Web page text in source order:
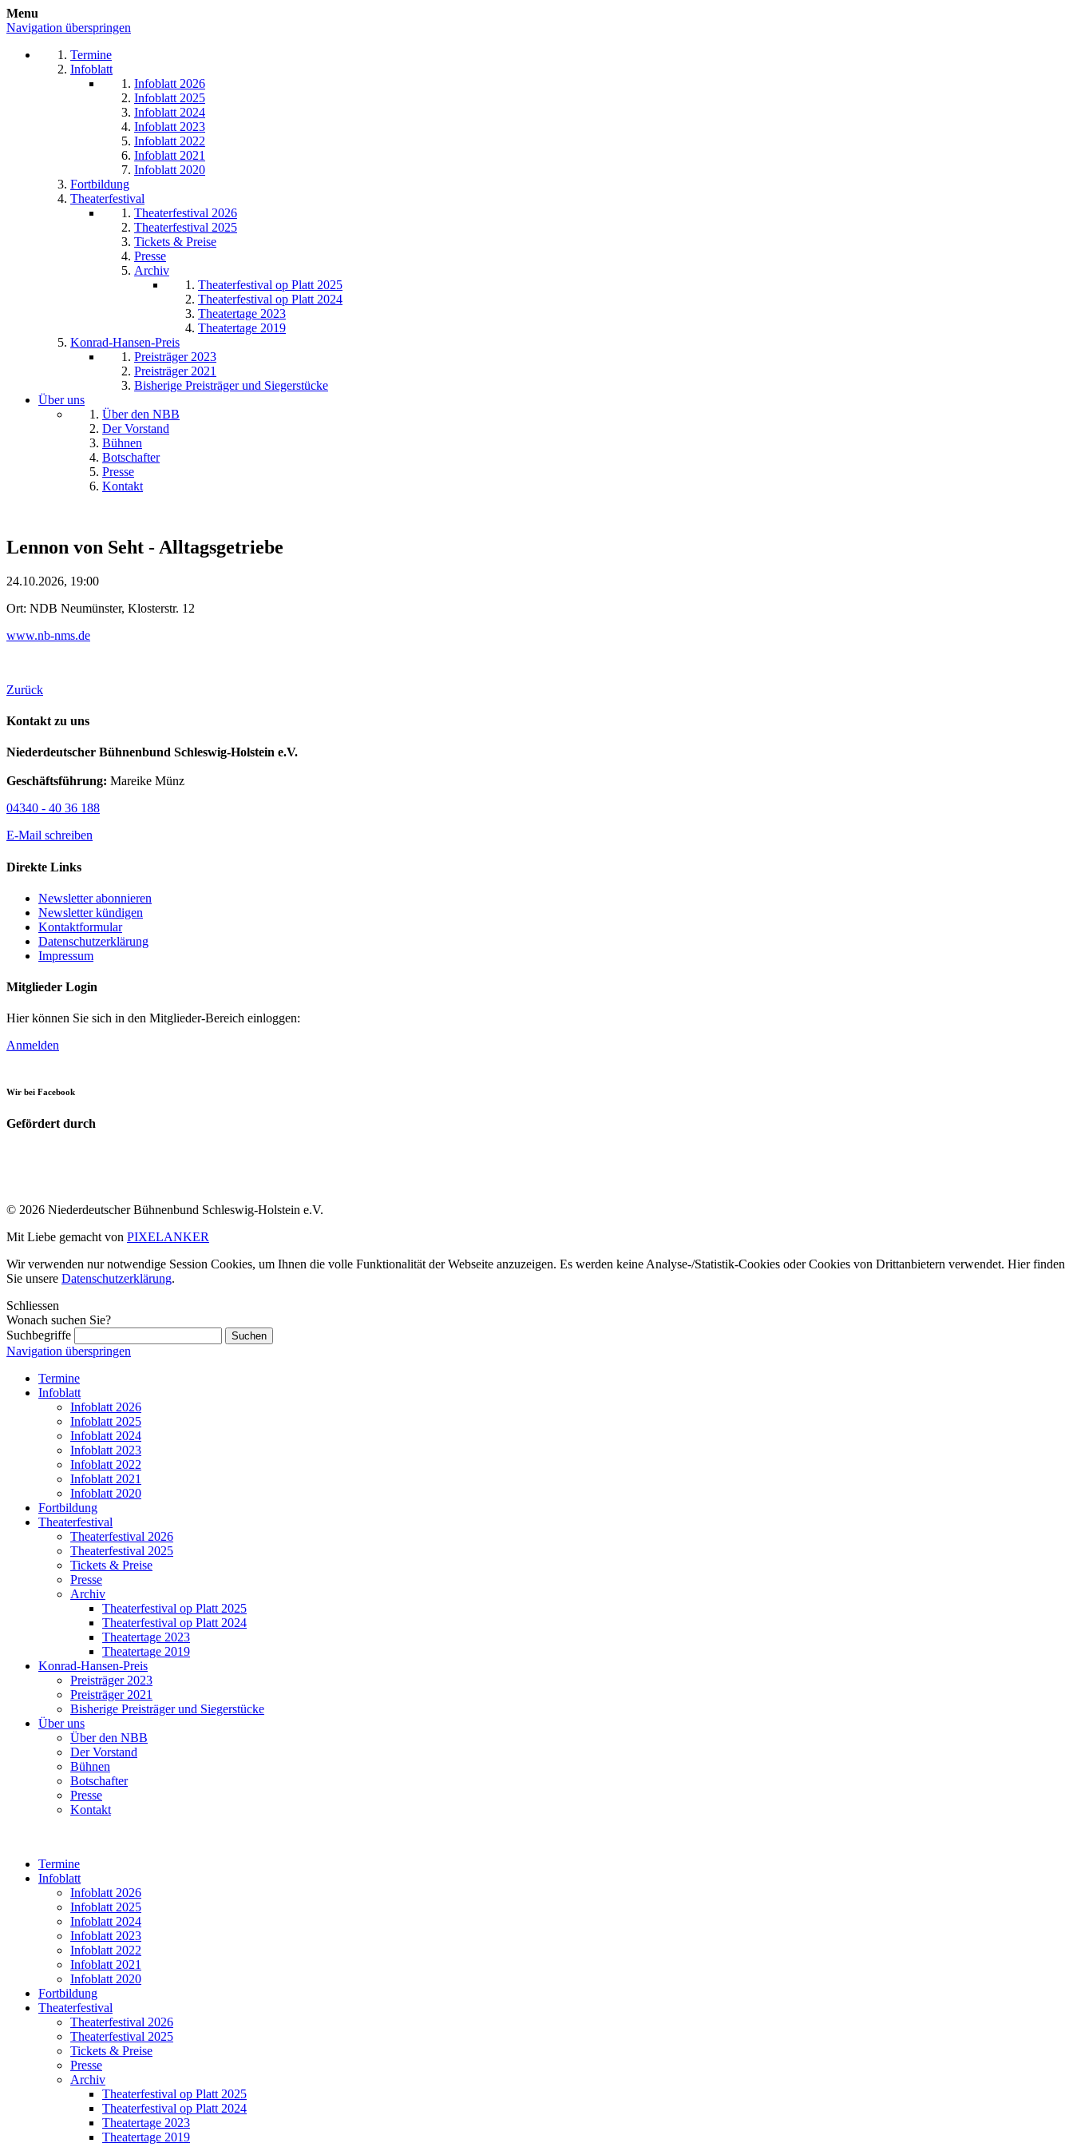
Menu
Navigation überspringen
Termine
Infoblatt
Infoblatt 2026
Infoblatt 2025
Infoblatt 2024
Infoblatt 2023
Infoblatt 2022
Infoblatt 2021
Infoblatt 2020
Fortbildung
Theaterfestival
Theaterfestival 2026
Theaterfestival 2025
Tickets & Preise
Presse
Archiv
Theaterfestival op Platt 2025
Theaterfestival op Platt 2024
Theatertage 2023
Theatertage 2019
Konrad-Hansen-Preis
Preisträger 2023
Preisträger 2021
Bisherige Preisträger und Siegerstücke
Über uns
Über den NBB
Der Vorstand
Bühnen
Botschafter
Presse
Kontakt
Lennon von Seht - Alltagsgetriebe
24.10.2026, 19:00
Ort: NDB Neumünster, Klosterstr. 12
www.nb-nms.de
Zurück
Kontakt zu uns
Niederdeutscher Bühnenbund Schleswig-Holstein e.V.
Geschäftsführung: Mareike Münz
04340 - 40 36 188
E-Mail schreiben
Direkte Links
Newsletter abonnieren
Newsletter kündigen
Kontaktformular
Datenschutzerklärung
Impressum
Mitglieder Login
Hier können Sie sich in den Mitglieder-Bereich einloggen:
Anmelden
Wir bei Facebook
Gefördert durch
© 2026 Niederdeutscher Bühnenbund Schleswig-Holstein e.V.
Mit Liebe gemacht von PIXELANKER
Wir verwenden nur notwendige Session Cookies, um Ihnen die volle Funktionalität der Webseite anzuzeigen. Es werden keine Analyse-/Statistik-Cookies oder Cookies von Drittanbietern verwendet. Hier finden
Sie unsere Datenschutzerklärung.
Schliessen
Wonach suchen Sie?
Suchbegriffe
Navigation überspringen
Termine
Infoblatt
Infoblatt 2026
Infoblatt 2025
Infoblatt 2024
Infoblatt 2023
Infoblatt 2022
Infoblatt 2021
Infoblatt 2020
Fortbildung
Theaterfestival
Theaterfestival 2026
Theaterfestival 2025
Tickets & Preise
Presse
Archiv
Theaterfestival op Platt 2025
Theaterfestival op Platt 2024
Theatertage 2023
Theatertage 2019
Konrad-Hansen-Preis
Preisträger 2023
Preisträger 2021
Bisherige Preisträger und Siegerstücke
Über uns
Über den NBB
Der Vorstand
Bühnen
Botschafter
Presse
Kontakt
Termine
Infoblatt
Infoblatt 2026
Infoblatt 2025
Infoblatt 2024
Infoblatt 2023
Infoblatt 2022
Infoblatt 2021
Infoblatt 2020
Fortbildung
Theaterfestival
Theaterfestival 2026
Theaterfestival 2025
Tickets & Preise
Presse
Archiv
Theaterfestival op Platt 2025
Theaterfestival op Platt 2024
Theatertage 2023
Theatertage 2019